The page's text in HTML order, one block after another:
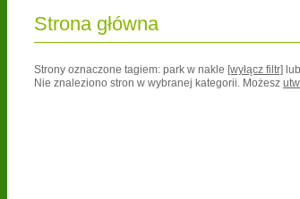
Strona główna
Strony oznaczone tagiem: park w nakle [wyłącz filtr]
Nie znaleziono stron w wybranej kategorii. Możesz